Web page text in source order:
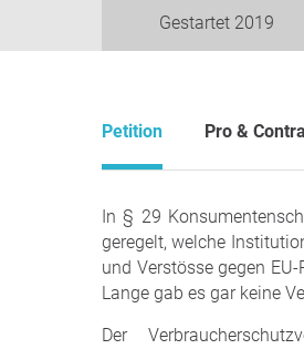
Gestartet 2019
Petition Pro & Contra
In § 29
geregelt, welche
und Verstösse gegen
Lange gab es gar keine
Der